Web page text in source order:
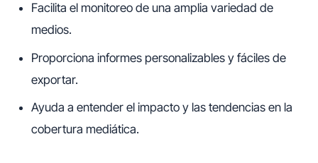
Facilita el monitoreo de una amplia variedad de
medios.
Proporciona informes personalizables y fáciles de
exportar.
Ayuda a entender el impacto y las tendencias en la
cobertura mediática.